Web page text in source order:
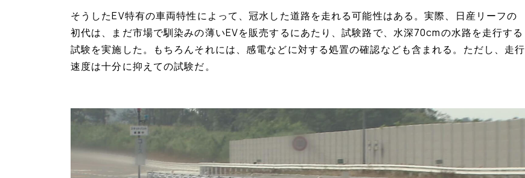
そうしたEV特有の車両特性によって、冠水した道路を走れる可能性はある。実際、日産リーフの
初代は、まだ市場で馴染みの薄いEVを販売するにあたり、試験路で、水深70cmの水路を走行する
試験を実施した。もちろんそれには、感電などに対する処置の確認なども含まれる。ただし、走行
速度は十分に抑えての試験だ。